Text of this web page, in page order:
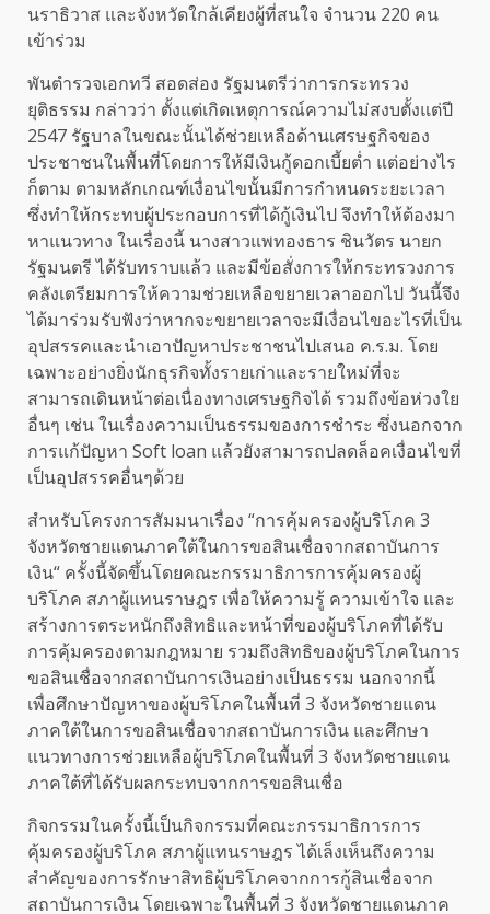
นราธิวาส และจังหวัดใกล้เคียงผู้ที่สนใจ จำนวน 220 คน
เข้าร่วม
พันตำรวจเอกทวี สอดส่อง รัฐมนตรีว่าการกระทรวง
ยุติธรรม กล่าวว่า ตั้งแต่เกิดเหตุการณ์ความไม่สงบตั้งแต่ปี
2547 รัฐบาลในขณะนั้นได้ช่วยเหลือด้านเศรษฐกิจของ
ประชาชนในพื้นที่โดยการให้มีเงินกู้ดอกเบี้ยต่ำ แต่อย่างไร
ก็ตาม ตามหลักเกณฑ์เงื่อนไขนั้นมีการกำหนดระยะเวลา
ซึ่งทำให้กระทบผู้ประกอบการที่ได้กู้เงินไป จึงทำให้ต้องมา
หาแนวทาง ในเรื่องนี้ นางสาวแพทองธาร ชินวัตร นายก
รัฐมนตรี ได้รับทราบแล้ว และมีข้อสั่งการให้กระทรวงการ
คลังเตรียมการให้ความช่วยเหลือขยายเวลาออกไป วันนี้จึง
ได้มาร่วมรับฟังว่าหากจะขยายเวลาจะมีเงื่อนไขอะไรที่เป็น
อุปสรรคและนำเอาปัญหาประชาชนไปเสนอ ค.ร.ม. โดย
เฉพาะอย่างยิ่งนักธุรกิจทั้งรายเก่าและรายใหม่ที่จะ
สามารถเดินหน้าต่อเนื่องทางเศรษฐกิจได้ รวมถึงข้อห่วงใย
อื่นๆ เช่น ในเรื่องความเป็นธรรมของการชำระ ซึ่งนอกจาก
การแก้ปัญหา Soft loan แล้วยังสามารถปลดล็อคเงื่อนไขที่
เป็นอุปสรรคอื่นๆด้วย
สำหรับโครงการสัมมนาเรื่อง “การคุ้มครองผู้บริโภค 3
จังหวัดชายแดนภาคใต้ในการขอสินเชื่อจากสถาบันการ
เงิน“ ครั้งนี้จัดขึ้นโดยคณะกรรมาธิการการคุ้มครองผู้
บริโภค สภาผู้แทนราษฎร เพื่อให้ความรู้ ความเข้าใจ และ
สร้างการตระหนักถึงสิทธิและหน้าที่ของผู้บริโภคที่ได้รับ
การคุ้มครองตามกฎหมาย รวมถึงสิทธิของผู้บริโภคในการ
ขอสินเชื่อจากสถาบันการเงินอย่างเป็นธรรม นอกจากนี้
เพื่อศึกษาปัญหาของผู้บริโภคในพื้นที่ 3 จังหวัดชายแดน
ภาคใต้ในการขอสินเชื่อจากสถาบันการเงิน และศึกษา
แนวทางการช่วยเหลือผู้บริโภคในพื้นที่ 3 จังหวัดชายแดน
ภาคใต้ที่ได้รับผลกระทบจากการขอสินเชื่อ
กิจกรรมในครั้งนี้เป็นกิจกรรมที่คณะกรรมาธิการการ
คุ้มครองผู้บริโภค สภาผู้แทนราษฎร ได้เล็งเห็นถึงความ
สำคัญของการรักษาสิทธิผู้บริโภคจากการกู้สินเชื่อจาก
สถาบันการเงิน โดยเฉพาะในพื้นที่ 3 จังหวัดชายแดนภาค